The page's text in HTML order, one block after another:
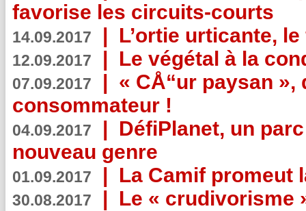
favorise les circuits-courts
14.09.2017 | L’ortie urticante,
12.09.2017 | Le végétal à la
07.09.2017 | « CÅ“ur paysan
consommateur !
04.09.2017 | DéfiPlanet, un
nouveau genre
01.09.2017 | La Camif promeut
30.08.2017 | Le « crudivorisme